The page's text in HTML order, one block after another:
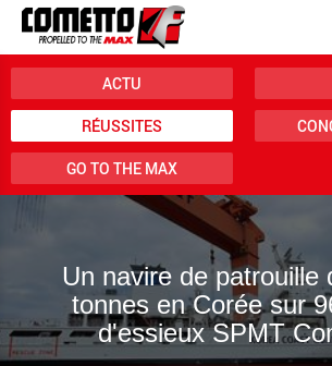
ACTU
RÉUSSITES
GO TO THE MAX
Un navire de patrouille
tonnes en Corée sur
d'essieux SPMT